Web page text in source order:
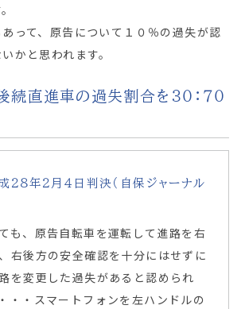
って、原告について１０％の過失が認
かと思われます。
続直進車の過失割合を３０：７０
２８年２月４日判決（自保ジャーナル
も、原告自転車を運転して進路を右
右後方の安全確認を十分にはせずに
を変更した過失があると認められ
・・スマートフォンを左ハンドルの